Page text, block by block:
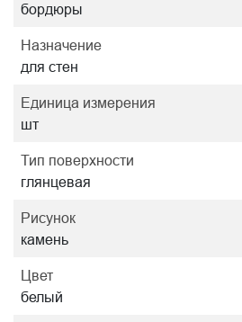
бордюры
Назначение
для стен
Единица измерения
шт
Тип поверхности
глянцевая
Рисунок
камень
Цвет
белый